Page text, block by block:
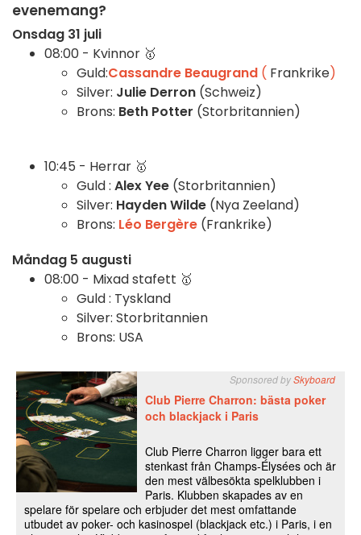
evenemang?
Onsdag 31 juli
08:00 - Kvinnor 🥇
Guld:Cassandre Beaugrand ( Frankrike)
Silver: Julie Derron (Schweiz)
Brons: Beth Potter (Storbritannien)
10:45 - Herrar 🥇
Guld : Alex Yee (Storbritannien)
Silver: Hayden Wilde (Nya Zeeland)
Brons: Léo Bergère (Frankrike)
Måndag 5 augusti
08:00 - Mixad stafett 🥇
Guld : Tyskland
Silver: Storbritannien
Brons: USA